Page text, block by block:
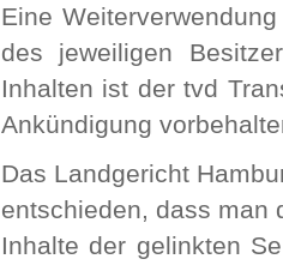
Eine
des jeweiligen
Inhalten ist der tvd
Ankündigung
Das Landgericht
entschieden, dass man
Inhalte der gelinkten